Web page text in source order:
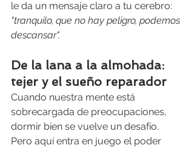
le da un mensaje claro a tu cerebro:
"tranquilo, que no hay peligro, podemos
descansar".
De la lana a la almohada:
tejer y el sueño reparador
Cuando nuestra mente está
sobrecargada de preocupaciones,
dormir bien se vuelve un desafío.
Pero aquí entra en juego el poder